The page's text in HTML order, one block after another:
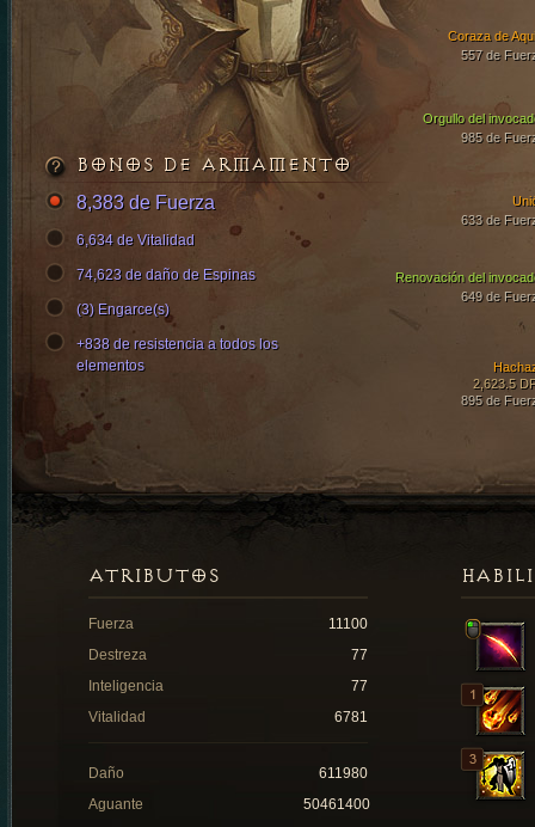
Coraza de
557 de
Orgullo del
985 de
Renovación del
649 de
2,623.5
895 de
633 de
BONOS DE ARMAMENTO
8,383 de Fuerza
6,634 de Vitalidad
74,623 de daño de Espinas
(3) Engarce(s)
+838 de resistencia a todos los
elementos
ATRIBUTOS
Fuerza
11100
Destreza
77
Inteligencia
77
Vitalidad
6781
Daño
611980
Aguante
50461400